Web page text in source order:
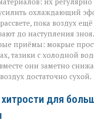
охлаждающий
пока воздух
до наступления
приёмы: мокрые
тазики с холодной
они заметно
достаточно сухой.
для